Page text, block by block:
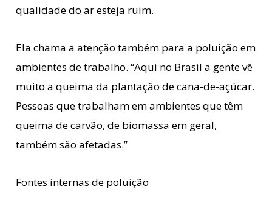
qualidade do ar esteja ruim.
Ela chama a atenção também para a poluição em
ambientes de trabalho. “Aqui no Brasil a gente vê
muito a queima da plantação de cana-de-açúcar.
Pessoas que trabalham em ambientes que têm
queima de carvão, de biomassa em geral,
também são afetadas.”
Fontes internas de poluição